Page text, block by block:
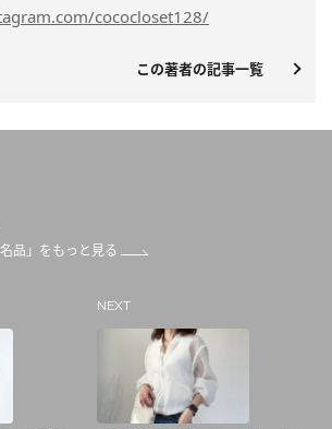
cococloset128/
この著者の記事一覧
品」をもっと見る
NEXT